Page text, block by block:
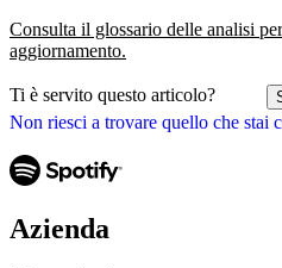
Non riesci a trovare quello che stai
Consulta il glossario delle analisi
aggiornamento.
Ti è servito questo articolo?
Azienda